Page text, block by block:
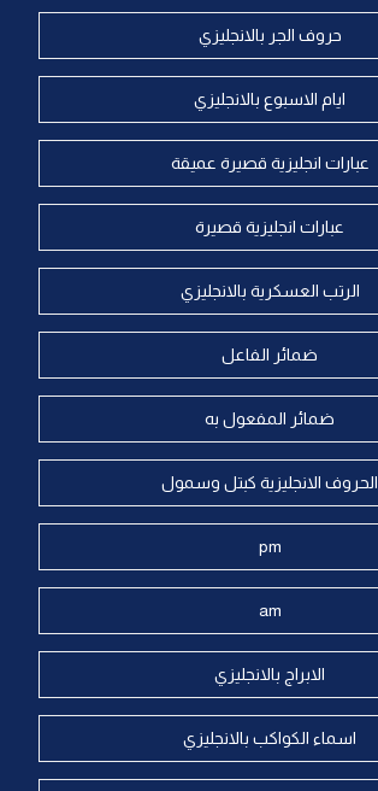
حروف الجر بالانجليزي
ايام الاسبوع بالانجليزي
عبارات انجليزية قصيرة عميقة
عبارات انجليزية قصيرة
الرتب العسكرية بالانجليزي
ضمائر الفاعل
ضمائر المفعول به
الحروف الانجليزية كبتل وسمول
pm
am
الابراج بالانجليزي
اسماء الكواكب بالانجليزي